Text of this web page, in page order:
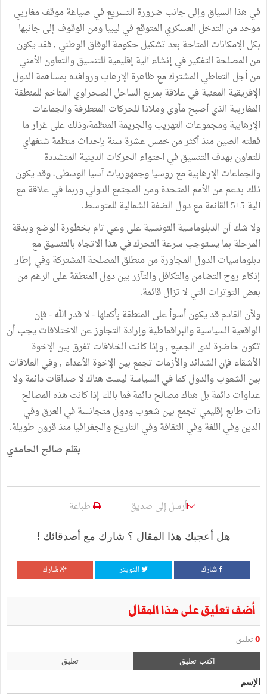
في هذا السياق وإلى جانب ضرورة التسريع في صياغة موقف مغاربي
موحد من التدخل العسكري المتوقع في ليبيا ومن الوقوف إلى جانبها
بكل الإمكانات المتاحة بعد تشكيل حكومة الوفاق الوطني , فقد يكون
من المصلحة التفكير في إنشاء آلية إقليمية للتنسيق والتعاون الأمني
من أجل التعاطي المشترك مع ظاهرة الإرهاب وروافده بمساهمة الدول
الإفريقية المعنية في علاقة بمربع الساحل الصحراوي المتاخم للمنطقة
المغاربية الذي أصبح مأوى وملاذا للحركات المتطرفة والجماعات
الإرهابية ومجموعات التهريب والجريمة المنظمة،وذلك على غرار ما
فعلته الصين منذ أكثر من خمس عشرة سنة بإحداث منظمة شنغهاي
للتعاون بهدف التنسيق في احتواء الحركات الدينية المتشددة
والجماعات الإرهابية مع روسيا وجمهوريات آسيا الوسطى، وقد يكون
ذلك بدعم من الأمم المتحدة ومن المجتمع الدولي وربما في علاقة مع
آلية 5+5 القائمة مع دول الضفة الشمالية للمتوسط.
ولا شك أن الدبلوماسية التونسية على وعي تام بخطورة الوضع وبدقة
المرحلة بما يستوجب سرعة التحرك في هذا الاتجاه بالتنسيق مع
دبلوماسيات الدول المجاورة من منطلق المصلحة المشتركة وفي إطار
إذكاء روح التضامن والتكافل والتآزر بين دول المنطقة على الرغم من
بعض التوترات التي لا تزال قائمة.
ولأن القادم قد يكون أسوأ على المنطقة بأكملها - لا قدر الله - فإن
الواقعية السياسية والبراقماطية وإرادة التجاوز عن الاختلافات يجب أن
تكون حاضرة لدى الجميع , وإذا كانت الخلافات تفرق بين الإخوة
الأشقاء فإن الشدائد والأزمات تجمع بين الإخوة الأعداء , وفي العلاقات
بين الشعوب والدول كما في السياسة ليست هناك لا صداقات دائمة ولا
عداوات دائمة بل هناك مصالح دائمة فما بالك إذا كانت هذه المصالح
ذات طابع إقليمي تجمع بين شعوب ودول متجانسة في العرق وفي
الدين وفي اللغة وفي الثقافة وفي التاريخ والجغرافيا منذ قرون طويلة.
بقلم صالح الحامدي
أرسل إلى صديق طباعة
هل أعجبك هذا المقال ؟ شارك مع أصدقائك !
شارك التويتر شارك
أضف تعليق على هذا المقال
0 تعليق
اكتب تعليق تعليق
الإسم